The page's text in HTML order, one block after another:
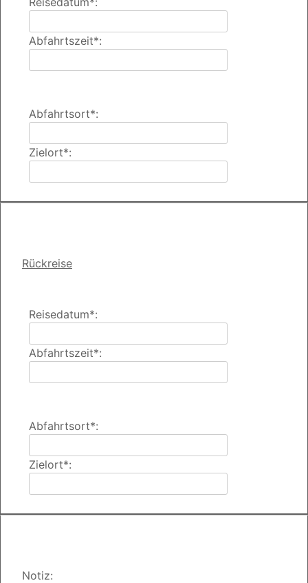
Abfahrtszeit*:
Abfahrtsort*:
Zielort*:
Rückreise
Reisedatum*:
Abfahrtszeit*:
Abfahrtsort*:
Zielort*:
Notiz: